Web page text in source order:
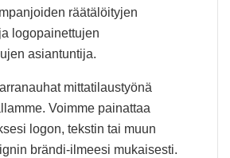
räätälöityjen
logopainettujen
asiantuntija.
mittatilaustyönä
Voimme painattaa
logon, tekstin tai muun
brändi-ilmeesi mukaisesti.